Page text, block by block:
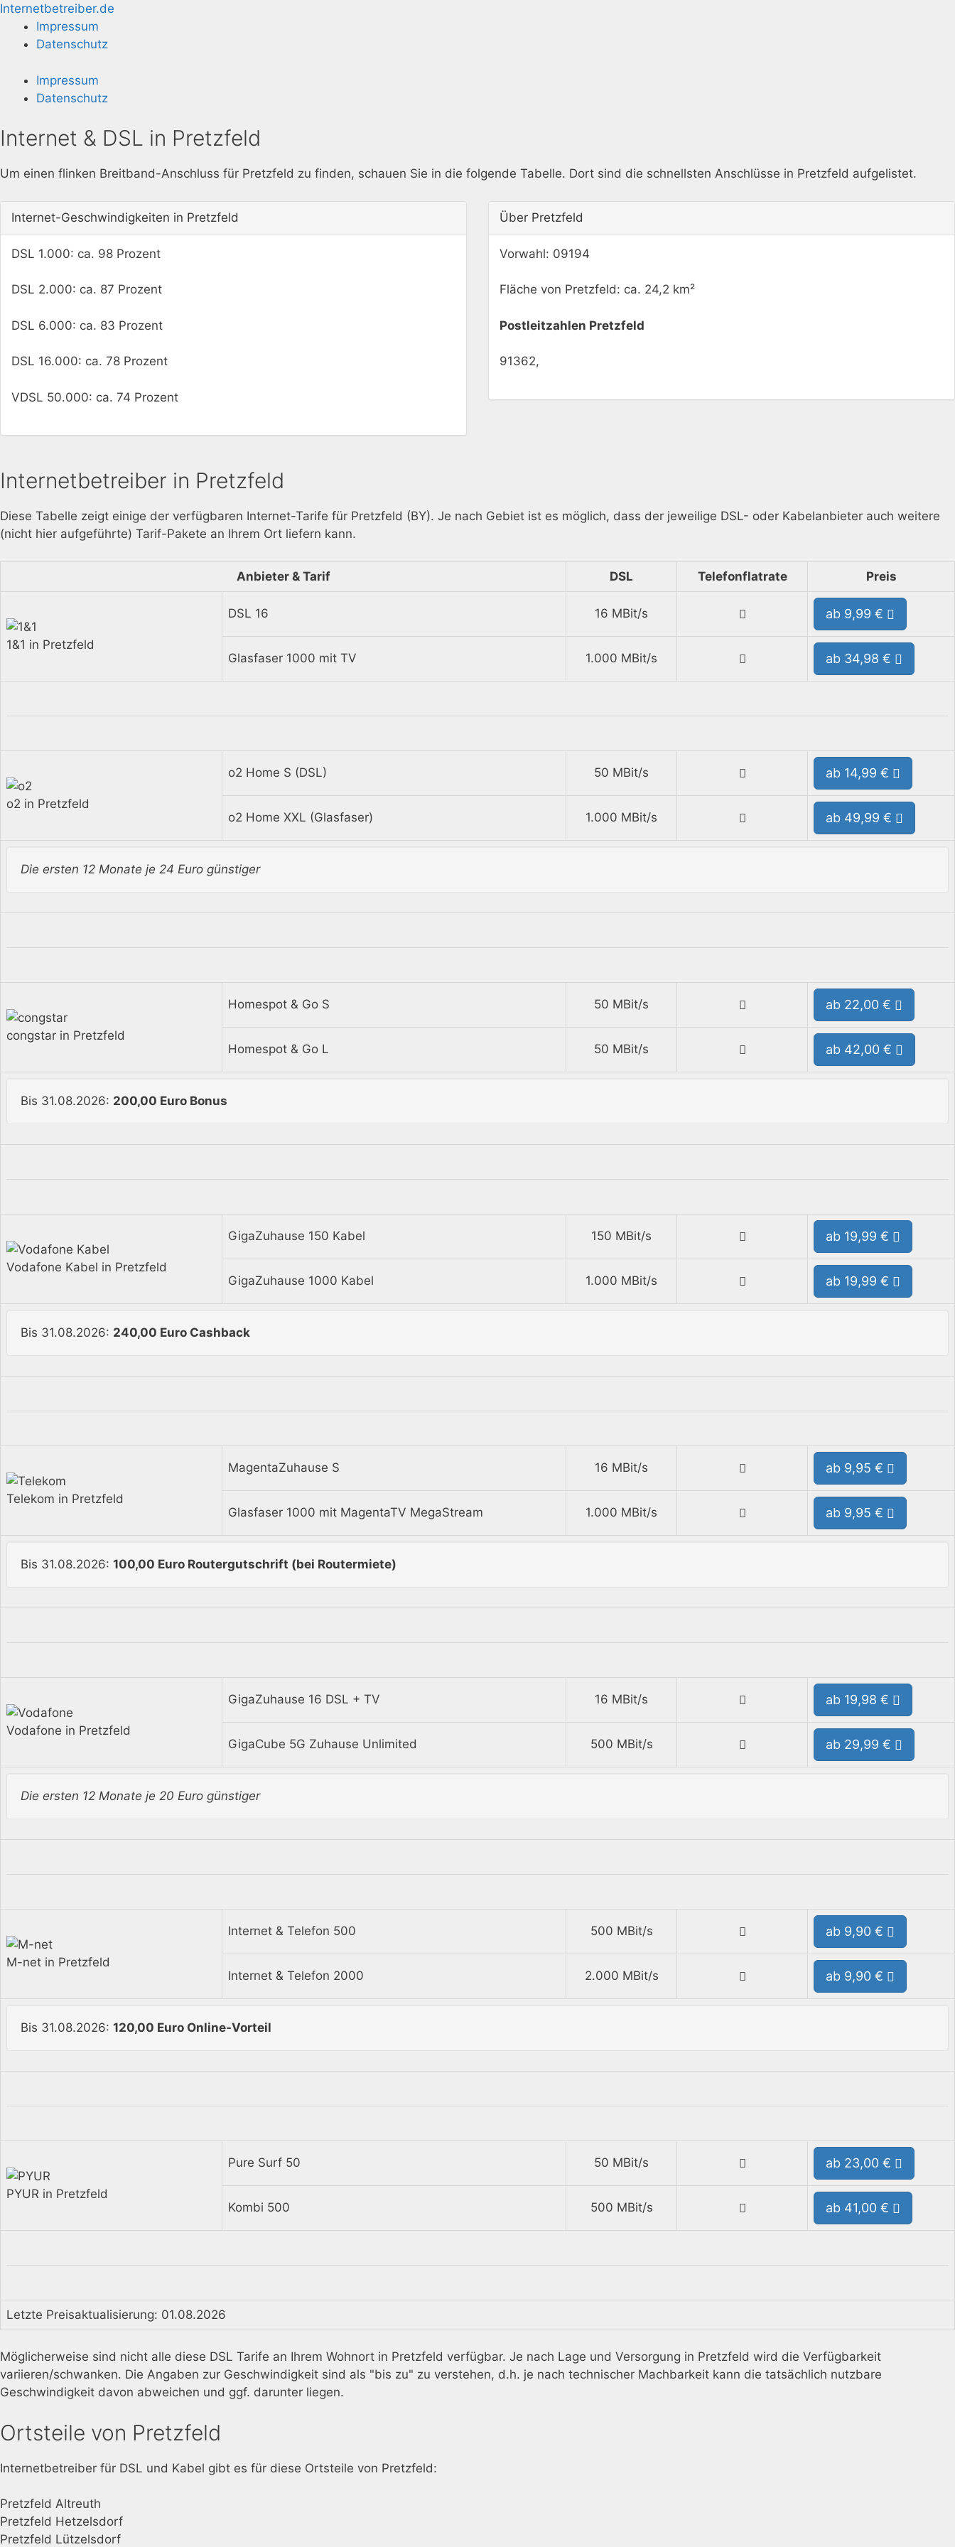
Zum
Inhalt
springen
Internetbetreiber.de
Impressum
Datenschutz
Impressum
Datenschutz
Internet & DSL in Pretzfeld
Um einen flinken Breitband-Anschluss für Pretzfeld zu finden, schauen Sie in die folgende Tabelle. Dort sind die schnellsten Anschlüsse in Pretzfeld aufgelistet.
Internet-Geschwindigkeiten in Pretzfeld
DSL 1.000: ca. 98 Prozent
DSL 2.000: ca. 87 Prozent
DSL 6.000: ca. 83 Prozent
DSL 16.000: ca. 78 Prozent
VDSL 50.000: ca. 74 Prozent
Über Pretzfeld
Vorwahl: 09194
Fläche von Pretzfeld: ca. 24,2 km²
Postleitzahlen Pretzfeld
91362,
Internetbetreiber in Pretzfeld
Diese Tabelle zeigt einige der verfügbaren Internet-Tarife für Pretzfeld (BY). Je nach Gebiet ist es möglich, dass der jeweilige DSL- oder Kabelanbieter auch weitere
(nicht hier aufgeführte) Tarif-Pakete an Ihrem Ort liefern kann.
Anbieter & Tarif DSL Telefonflatrate Preis
1&1 in Pretzfeld
DSL 16 16 MBit/s ab 9,99 €
Glasfaser 1000 mit TV 1.000 MBit/s ab 34,98 €
o2 in Pretzfeld
o2 Home S (DSL) 50 MBit/s ab 14,99 €
o2 Home XXL (Glasfaser) 1.000 MBit/s ab 49,99 €
Die ersten 12 Monate je 24 Euro günstiger
congstar in Pretzfeld
Homespot & Go S 50 MBit/s ab 22,00 €
Homespot & Go L 50 MBit/s ab 42,00 €
Bis 31.08.2026: 200,00 Euro Bonus
Vodafone Kabel in Pretzfeld
GigaZuhause 150 Kabel 150 MBit/s ab 19,99 €
GigaZuhause 1000 Kabel 1.000 MBit/s ab 19,99 €
Bis 31.08.2026: 240,00 Euro Cashback
Telekom in Pretzfeld
MagentaZuhause S 16 MBit/s ab 9,95 €
Glasfaser 1000 mit MagentaTV MegaStream 1.000 MBit/s ab 9,95 €
Bis 31.08.2026: 100,00 Euro Routergutschrift (bei Routermiete)
Vodafone in Pretzfeld
GigaZuhause 16 DSL + TV 16 MBit/s ab 19,98 €
GigaCube 5G Zuhause Unlimited 500 MBit/s ab 29,99 €
Die ersten 12 Monate je 20 Euro günstiger
M-net in Pretzfeld
Internet & Telefon 500 500 MBit/s ab 9,90 €
Internet & Telefon 2000 2.000 MBit/s ab 9,90 €
Bis 31.08.2026: 120,00 Euro Online-Vorteil
PYUR in Pretzfeld
Pure Surf 50 50 MBit/s ab 23,00 €
Kombi 500 500 MBit/s ab 41,00 €
Letzte Preisaktualisierung: 01.08.2026
Möglicherweise sind nicht alle diese DSL Tarife an Ihrem Wohnort in Pretzfeld verfügbar. Je nach Lage und Versorgung in Pretzfeld wird die Verfügbarkeit
variieren/schwanken. Die Angaben zur Geschwindigkeit sind als "bis zu" zu verstehen, d.h. je nach technischer Machbarkeit kann die tatsächlich nutzbare
Geschwindigkeit davon abweichen und ggf. darunter liegen.
Ortsteile von Pretzfeld
Internetbetreiber für DSL und Kabel gibt es für diese Ortsteile von Pretzfeld:
Pretzfeld Altreuth
Pretzfeld Hetzelsdorf
Pretzfeld Lützelsdorf